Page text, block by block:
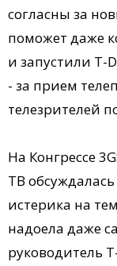
согласны за
поможет даже
и запустили T-
- за прием
телезрителей
На Конгрессе
ТВ
истерика на
надоела даже
руководитель